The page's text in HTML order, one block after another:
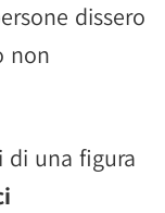
dissero
non
di una figura